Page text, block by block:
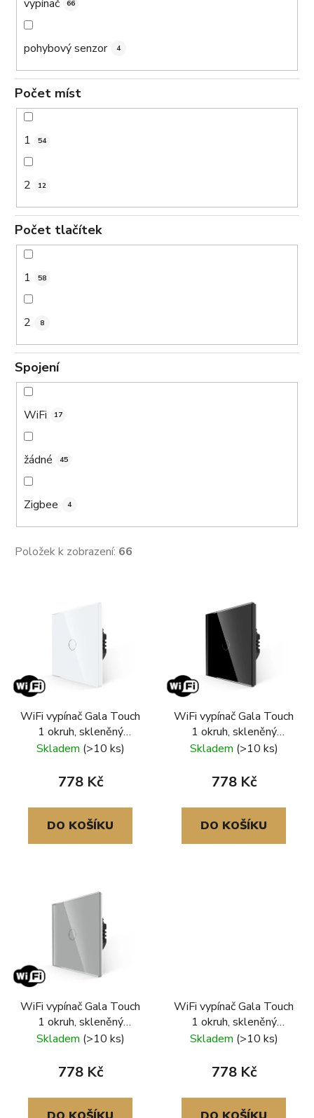
vypínač 66
pohybový senzor 4
Počet míst
1 54
2 12
Počet tlačítek
1 58
2 8
Spojení
WiFi 17
žádné 45
Zigbee 4
Položek k zobrazení: 66
p
WiFi vypínač Gala Touch
1 okruh, skleněný
rámeček, bílá
Skladem (>10 ks)
778 Kč
DO KOŠÍKU
WiFi vypínač Gala Touch
1 okruh, skleněný
rámeček, černá
Skladem (>10 ks)
778 Kč
DO KOŠÍKU
WiFi vypínač Gala Touch
1 okruh, skleněný
rámeček, šedá
Skladem (>10 ks)
778 Kč
WiFi vypínač Gala Touch
1 okruh, skleněný
rámeček, zlatá
Skladem (>10 ks)
778 Kč